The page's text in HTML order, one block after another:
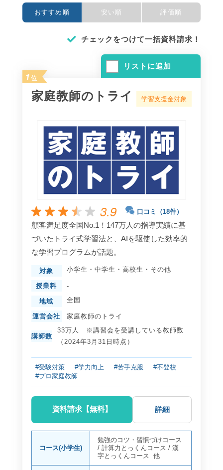
おすすめ順 安い順 評価順
チェックをつけて一括資料請求！
リストに追加
1 位
家庭教師のトライ 学習支援金対象
3.9 口コミ（18件）
顧客満足度全国No.1！147万人の指導実績に基
づいたトライ式学習法と、AIを駆使した効率的
な学習プログラムが話題。
対象 小学生 ・ 中学生 ・ 高校生 ・ その他
授業料 -
地域 全国
運営会社 家庭教師のトライ
講師数
33万人 ※講習会を受講している教師数
（2024年3月31日時点）
#受験対策 #学力向上 #苦手克服
#不登校
#プロ家庭教師
資料請求【無料】 詳細
コース(小学生)
勉強のコツ・習慣づけコース
/計算力とっくんコース /漢
字とっくんコース 他